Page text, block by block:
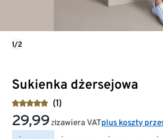
Sukienka dżersejowa
(1)
29,99 złzawiera VATplus koszty
1/2